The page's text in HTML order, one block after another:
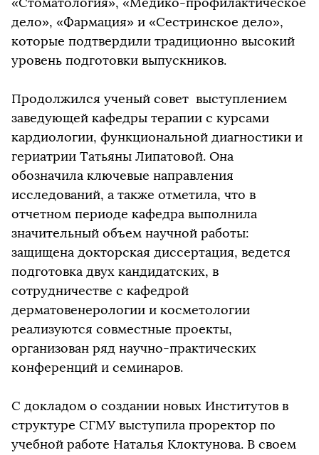
дело», «Фармация» и «Сестринское дело»,
которые подтвердили традиционно высокий
уровень подготовки выпускников.
Продолжился ученый совет выступлением
заведующей кафедры терапии с курсами
кардиологии, функциональной диагностики и
гериатрии Татьяны Липатовой. Она
обозначила ключевые направления
исследований, а также отметила, что в
отчетном периоде кафедра выполнила
значительный объем научной работы:
защищена докторская диссертация, ведется
подготовка двух кандидатских, в
сотрудничестве с кафедрой
дерматовенерологии и косметологии
реализуются совместные проекты,
организован ряд научно-практических
конференций и семинаров.
С докладом о создании новых Институтов в
структуре СГМУ выступила проректор по
учебной работе Наталья Клоктунова. В своем